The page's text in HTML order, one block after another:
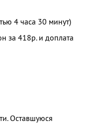
4 часа 30 минут)
за 418р. и доплата
Оставшуюся